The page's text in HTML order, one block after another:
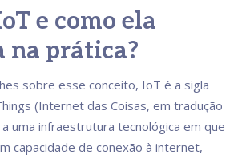
e como ela
na prática?
sobre esse conceito, IoT é a sigla
(Internet das Coisas, em tradução
uma infraestrutura tecnológica em que
capacidade de conexão à internet,